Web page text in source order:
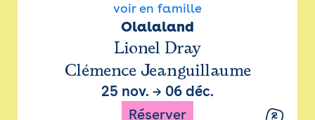
voir en famille
Olalaland
Lionel Dray
Clémence Jeanguillaume
25 nov. → 06 déc.
Réserver